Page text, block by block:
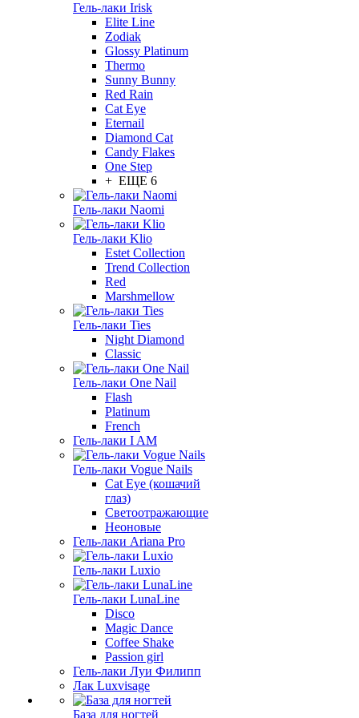
Гель-лаки Irisk
Elite Line
Zodiak
Glossy Platinum
Thermo
Sunny Bunny
Red Rain
Cat Eye
Eternail
Diamond Cat
Candy Flakes
One Step
+ ЕЩЕ 6
Гель-лаки Naomi
Гель-лаки Klio
Estet Collection
Trend Collection
Red
Marshmellow
Гель-лаки Ties
Night Diamond
Classic
Гель-лаки One Nail
Flash
Platinum
French
Гель-лаки I AM
Гель-лаки Vogue Nails
Cat Eye (кошачий
глаз)
Светоотражающие
Неоновые
Гель-лаки Ariana Pro
Гель-лаки Luxio
Гель-лаки LunaLine
Disco
Magic Dance
Coffee Shake
Passion girl
Гель-лаки Луи Филипп
Лак Luxvisage
База для ногтей